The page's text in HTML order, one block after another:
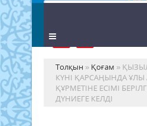
Толқын » Қоғам »
КҮНІ ҚАРСАҢЫНДА
ҚҰРМЕТІНЕ ЕСІМІ
ДҮНИЕГЕ КЕЛДІ